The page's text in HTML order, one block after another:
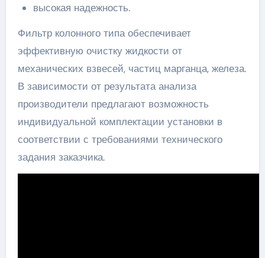
высокая надежность.
Фильтр колонного типа обеспечивает
эффективную очистку жидкости от
механических взвесей, частиц марганца, железа.
В зависимости от результата анализа
производители предлагают возможность
индивидуальной комплектации установки в
соответствии с требованиями технического
задания заказчика.